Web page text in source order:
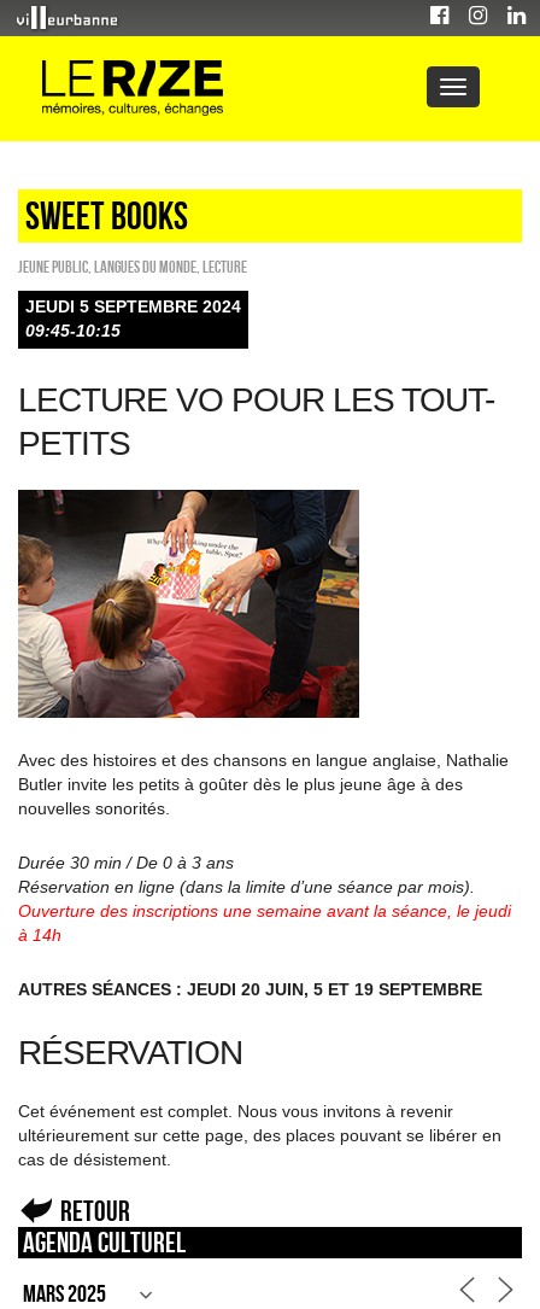
sweet books
Jeune public Langues du monde Lecture
JEUDI 5 SEPTEMBRE 2024
09:45-10:15
LECTURE VO POUR LES TOUT-
PETITS
Avec des histoires et des chansons en langue anglaise, Nathalie
Butler invite les petits à goûter dès le plus jeune âge à des
nouvelles sonorités.
Durée 30 min / De 0 à 3 ans
Réservation en ligne (dans la limite d’une séance par mois).
Ouverture des inscriptions une semaine avant la séance, le jeudi
à 14h
AUTRES SÉANCES : JEUDI 20 JUIN, 5 ET 19 SEPTEMBRE
RÉSERVATION
Cet événement est complet. Nous vous invitons à revenir
ultérieurement sur cette page, des places pouvant se libérer en
cas de désistement.
Retour
Agenda culturel